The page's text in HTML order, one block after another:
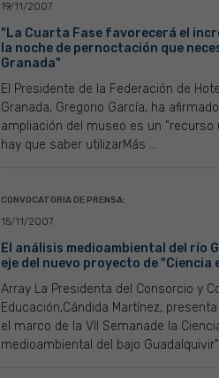
19/11/2007
"La Cuarta Fase favorecerá el
la noche de pernoctación que
Granada"
El Presidente de la Federación de
Granada, Gregorio García, ha
ampliación del museo es un "recurso
hay que saber utilizarMás ...
CONVOCATORIA DE PRENSA:
15/11/2007
El análisis medioambiental del río
eje del nuevo proyecto de "Ciencia
Array La Presidenta del Consorcio y
Educación,Cándida Martínez,
el marco de la VII Semanade la
medioambiental del bajo